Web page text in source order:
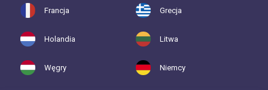
Francja Grecja
Holandia Litwa
Węgry Niemcy